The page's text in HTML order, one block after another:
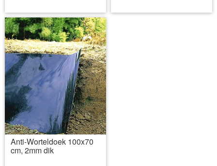
Anti-Worteldoek 100x70
cm, 2mm dik